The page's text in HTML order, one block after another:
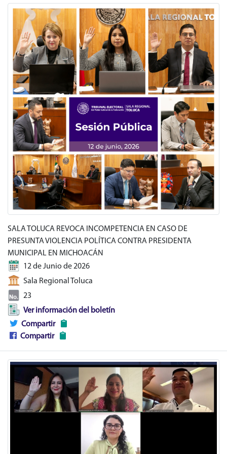
SALA TOLUCA REVOCA INCOMPETENCIA EN CASO DE
PRESUNTA VIOLENCIA POLÍTICA CONTRA PRESIDENTA
MUNICIPAL EN MICHOACÁN
12 de Junio de 2026
Sala Regional Toluca
23
Ver información del boletín
Compartir
Compartir